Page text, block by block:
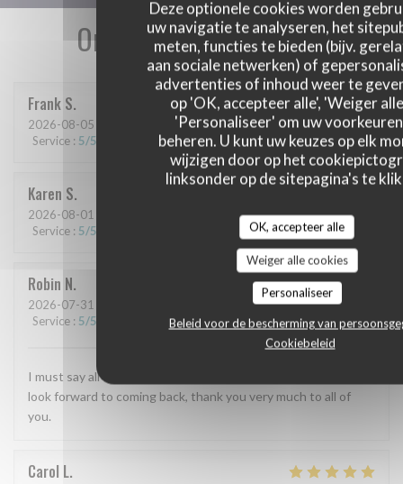
Deze optionele cookies worden
uw navigatie te analyseren, het
meten, functies te bieden (bijv.
aan sociale netwerken) of
advertenties of inhoud weer te
op 'OK, accepteer alle', 'Weiger
'Personaliseer' om uw
beheren. U kunt uw keuzes op elk
wijzigen door op het
linksonder op de sitepagina's te
OK, accepteer alle
Weiger alle cookies
Personaliseer
Beleid voor de bescherming van
Cookiebeleid
Onze gastbeoordelingen
Frank S
2026-08-05 - 19:30 - Gasten 6
Service : 5/5 :4/5 Keuken: 5/5 Kwaliteit / Prijs : 5/5
Karen S
2026-08-01
Service : 5/5 /5 Kwaliteit / Prijs:
Robin N
2026-07-31
Service : 5/5 5/5 Keuken: 5/5 Kwaliteit / Prijs : 5/5
I must say all the stuff are very good we have a good time and
look forward to coming back, thank you very much to all of
you.
Carol L